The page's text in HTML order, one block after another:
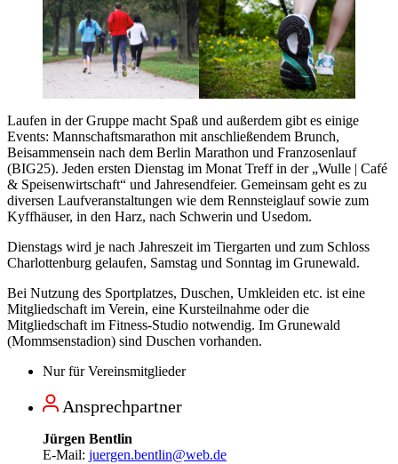
Laufen in der Gruppe macht Spaß und außerdem gibt es einige
Events: Mannschaftsmarathon mit anschließendem Brunch,
Beisammensein nach dem Berlin Marathon und Franzosenlauf
(BIG25). Jeden ersten Dienstag im Monat Treff in der „Wulle | Café
& Speisenwirtschaft“ und Jahresendfeier. Gemeinsam geht es zu
diversen Laufveranstaltungen wie dem Rennsteiglauf sowie zum
Kyffhäuser, in den Harz, nach Schwerin und Usedom.
Dienstags wird je nach Jahreszeit im Tiergarten und zum Schloss
Charlottenburg gelaufen, Samstag und Sonntag im Grunewald.
Bei Nutzung des Sportplatzes, Duschen, Umkleiden etc. ist eine
Mitgliedschaft im Verein, eine Kursteilnahme oder die
Mitgliedschaft im Fitness-Studio notwendig. Im Grunewald
(Mommsenstadion) sind Duschen vorhanden.
Nur für Vereinsmitglieder
Ansprechpartner
Jürgen Bentlin
E-Mail: juergen.bentlin@web.de